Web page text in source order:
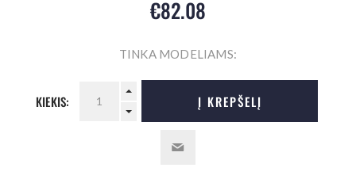
€82.08
TINKA MODELIAMS:
KIEKIS: Į KREPŠELĮ